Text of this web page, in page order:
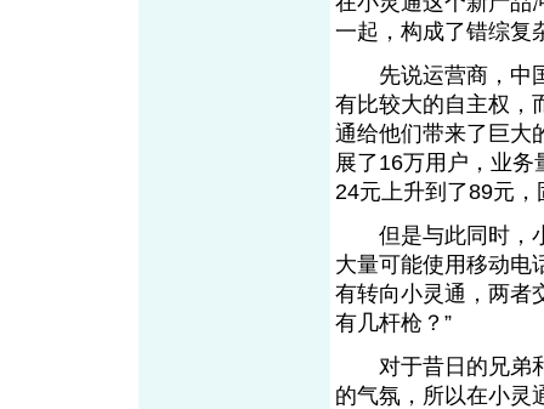
一起，构成了错综复
先说运营商，中国
有比较大的自主权，
通给他们带来了巨大
展了16万用户，业
24元上升到了89元，
但是与此同时，小
大量可能使用移动电
有转向小灵通，两者
有几杆枪？”
对于昔日的兄弟和
的气氛，所以在小灵